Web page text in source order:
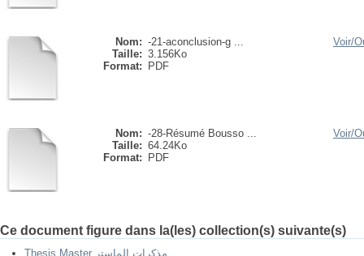
Nom: -21-aconclusion-g ...
Taille: 3.156Ko
Format:
PDF
Voir/
Nom: -28-Résumé Bousso ...
Taille: 64.24Ko
Format:
PDF
Voir/
Ce document figure dans la(les) collection(s) suivante(s)
Thesis Master مذكرات الماستر